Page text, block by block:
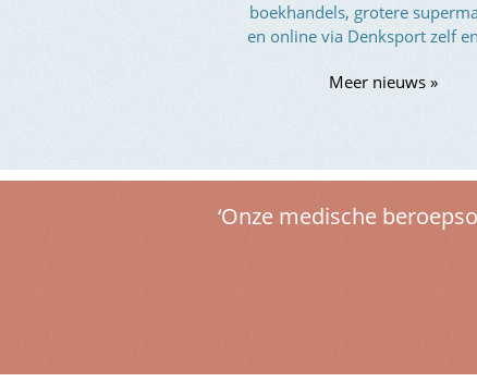
boekhandels, grotere
en online via Denksport zelf
Meer nieuws »
‘Onze medische